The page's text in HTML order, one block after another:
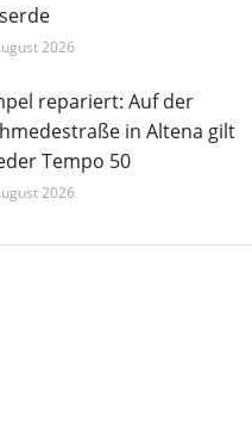
2026
repariert: Auf der
in Altena gilt
Tempo 50
2026